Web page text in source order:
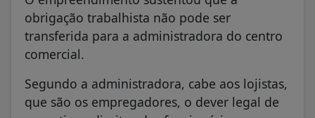
obrigação trabalhista não pode ser
transferida para a administradora do centro
comercial.
Segundo a administradora, cabe aos lojistas,
que são os empregadores, o dever legal de